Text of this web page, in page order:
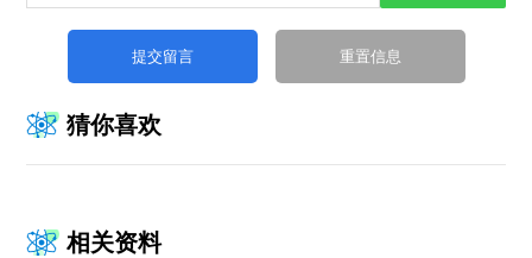
猜你喜欢
相关资料